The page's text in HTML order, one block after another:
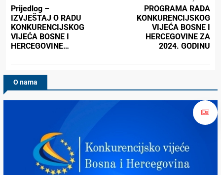
Prijedlog –
IZVJEŠTAJ O RADU
KONKURENCIJSKOG
VIJEĆA BOSNE I
HERCEGOVINE…
PROGRAMA RADA
KONKURENCIJSKOG
VIJEĆA BOSNE I
HERCEGOVINE ZA
2024. GODINU
O nama